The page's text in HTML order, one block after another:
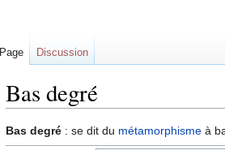
Bas degré
Bas degré : se dit du métamorphisme à
Page Discussion